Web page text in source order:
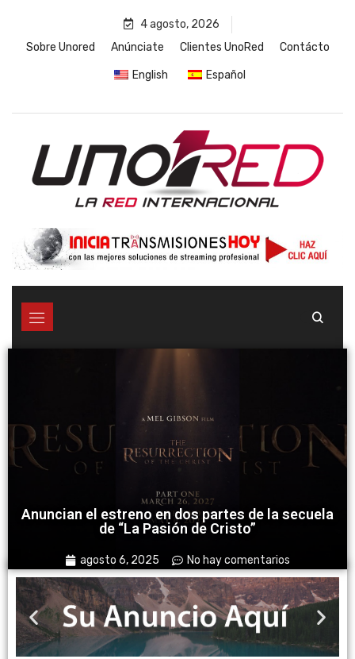
4 agosto, 2026
Sobre Unored
Anúnciate Clientes UnoRed Contácto
English Español
Anuncian el estreno en dos partes de la secuela
de “La Pasión de Cristo”
agosto 6, 2025 No hay comentarios